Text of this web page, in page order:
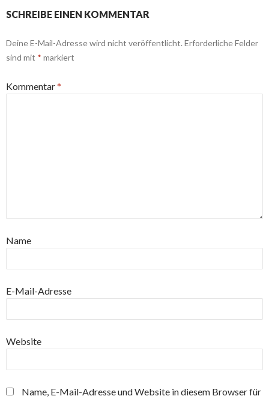
SCHREIBE EINEN KOMMENTAR
Deine E-Mail-Adresse wird nicht veröffentlicht. Erforderliche Felder
sind mit * markiert
Kommentar*
Name
E-Mail-Adresse
Website
Name, E-Mail-Adresse und Website in diesem Browser für